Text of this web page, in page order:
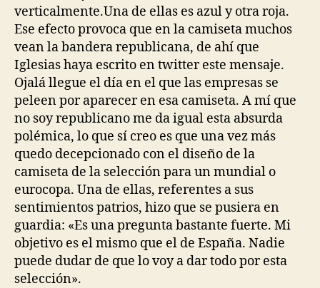
verticalmente.Una de ellas es azul y otra roja.
Ese efecto provoca que en la camiseta muchos
vean la bandera republicana, de ahí que
Iglesias haya escrito en twitter este mensaje.
Ojalá llegue el día en el que las empresas se
peleen por aparecer en esa camiseta. A mí que
no soy republicano me da igual esta absurda
polémica, lo que sí creo es que una vez más
quedo decepcionado con el diseño de la
camiseta de la selección para un mundial o
eurocopa. Una de ellas, referentes a sus
sentimientos patrios, hizo que se pusiera en
guardia: «Es una pregunta bastante fuerte. Mi
objetivo es el mismo que el de España. Nadie
puede dudar de que lo voy a dar todo por esta
selección».